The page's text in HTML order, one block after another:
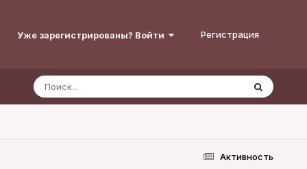
Уже зарегистрированы? Войти Регистрация
Активность